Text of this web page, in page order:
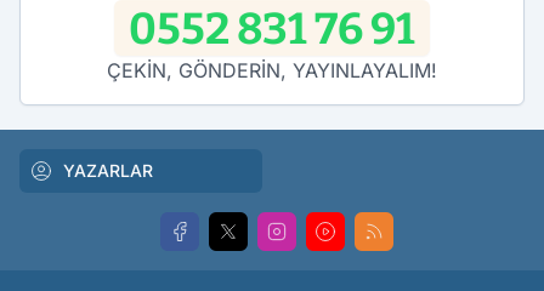
0552 831 76 91
ÇEKİN, GÖNDERİN, YAYINLAYALIM!
YAZARLAR